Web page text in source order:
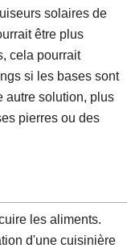
solaires de
être plus
cela pourrait
si les bases sont
autre solution, plus
pierres ou des
les aliments.
d'une cuisinière